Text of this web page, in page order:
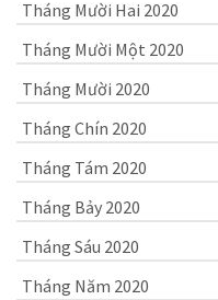
Tháng Mười Hai 2020
Tháng Mười Một 2020
Tháng Mười 2020
Tháng Chín 2020
Tháng Tám 2020
Tháng Bảy 2020
Tháng Sáu 2020
Tháng Năm 2020